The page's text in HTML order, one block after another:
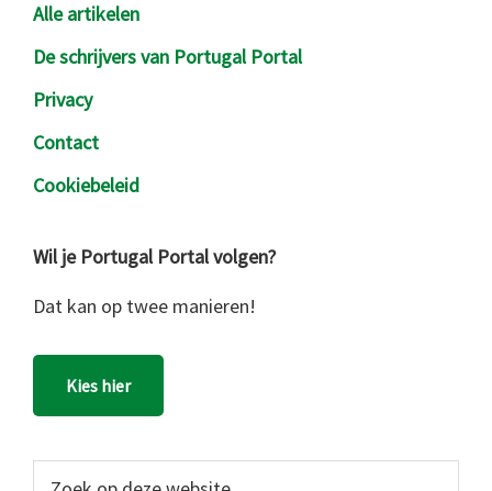
Alle artikelen
De schrijvers van Portugal Portal
Privacy
Contact
Cookiebeleid
Wil je Portugal Portal volgen?
Dat kan op twee manieren!
Kies hier